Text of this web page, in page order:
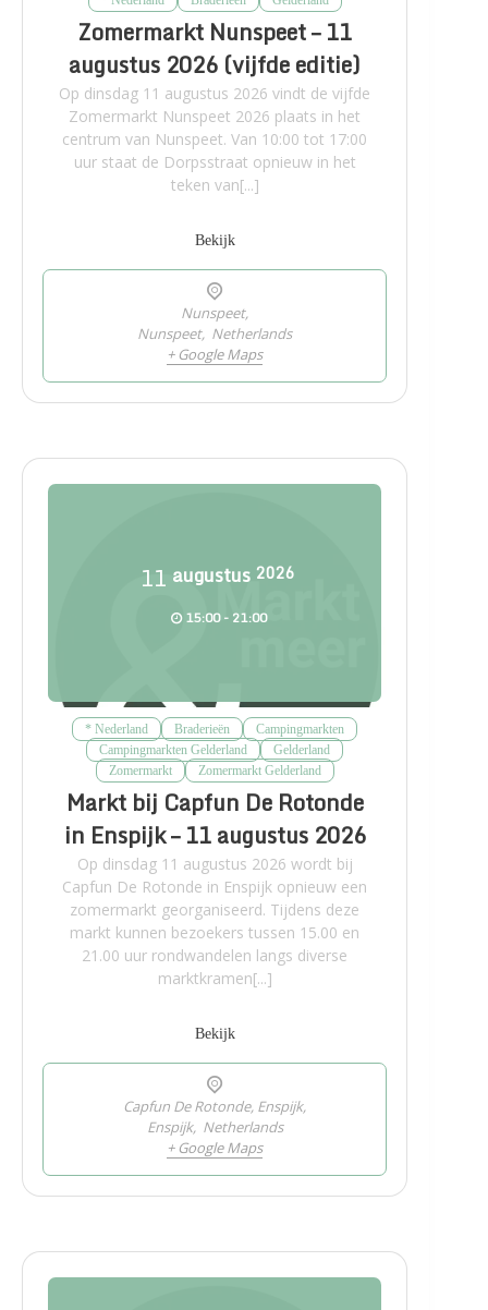
Zomermarkt Nunspeet – 11
augustus 2026 (vijfde editie)
Op dinsdag 11 augustus 2026 vindt de vijfde
Zomermarkt Nunspeet 2026 plaats in het
centrum van Nunspeet. Van 10:00 tot 17:00
uur staat de Dorpsstraat opnieuw in het
teken van[...]
Bekijk
Nunspeet,
Nunspeet, Netherlands
+ Google Maps
11 augustus 2026
15:00 - 21:00
* Nederland Braderieën
Campingmarkten
Campingmarkten Gelderland
Gelderland
Zomermarkt
Zomermarkt Gelderland
Markt bij Capfun De Rotonde
in Enspijk – 11 augustus 2026
Op dinsdag 11 augustus 2026 wordt bij
Capfun De Rotonde in Enspijk opnieuw een
zomermarkt georganiseerd. Tijdens deze
markt kunnen bezoekers tussen 15.00 en
21.00 uur rondwandelen langs diverse
marktkramen[...]
Bekijk
Capfun De Rotonde, Enspijk,
Enspijk, Netherlands
+ Google Maps